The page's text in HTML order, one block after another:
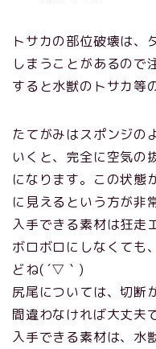
トサカの部位破壊は、
しまうことがあるので
すると水獣のトサカ等
たてがみはスポンジの
いくと、完全に空気の
になります。この状態
に見えるという方が非
入手できる素材は狂走
ボロボロにしなくても
どね( ´▽｀)
尻尾については、切断
間違わなければ大丈夫
入手できる素材は、水